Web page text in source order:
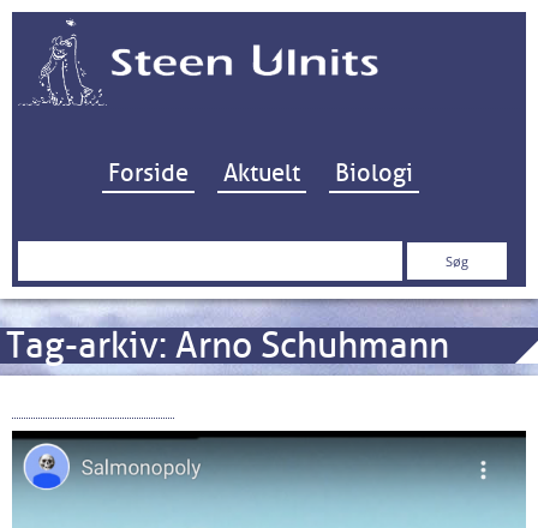
Hop til indhold
Forside Aktuelt Biologi
Søg
Tag-arkiv: Arno Schuhmann